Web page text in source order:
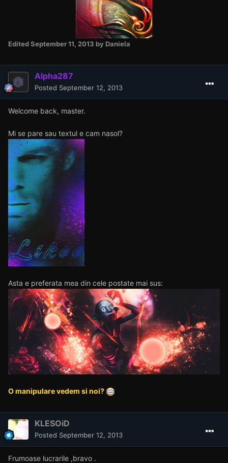
EditedSeptember 11, 2013 by Daniela
Alpha287
Posted September 12, 2013
Welcome back, master.
Mi se pare sau textul e cam nasol?
Asta e preferata mea din cele postate mai sus:
O manipulare vedem si noi?
KLESOiD
Posted September 12, 2013
Frumoase lucrarile ,bravo .